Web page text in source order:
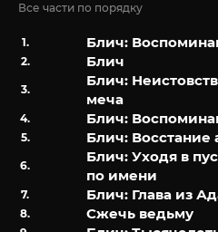
Все части по порядку
Блич:
Блич
Блич:
меча
Блич:
Блич: Восстание
Блич: Уходя в
по имени
Блич: Глава из
Сжечь ведьму